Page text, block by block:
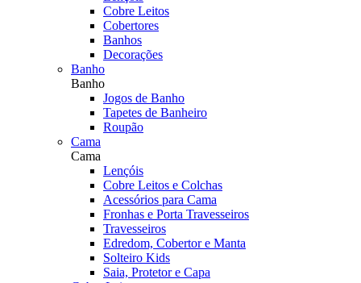
Cobre Leitos
Cobertores
Banhos
Decorações
Banho
Banho
Jogos de Banho
Tapetes de Banheiro
Roupão
Cama
Cama
Lençóis
Cobre Leitos e Colchas
Acessórios para Cama
Fronhas e Porta Travesseiros
Travesseiros
Edredom, Cobertor e Manta
Solteiro Kids
Saia, Protetor e Capa